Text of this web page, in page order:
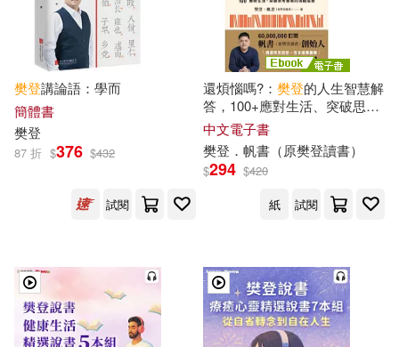
樊登講論語：學而
簡體書
樊登
87 折 $376 $432
試閱
還煩惱嗎?： 樊登的人生智慧解
答，100+應對生活、突破思考
困局的清醒指南 (電子書)
中文電子書
樊登 ．帆書（原樊登讀書）
$294 $420
紙
試閱